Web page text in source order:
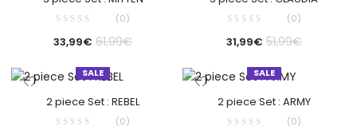
(0)
33,99€ 61,99€
(0)
31,99€ 51,99€
SALE
2 piece Set : REBEL
(0)
SALE
2 piece Set : ARMY
(0)